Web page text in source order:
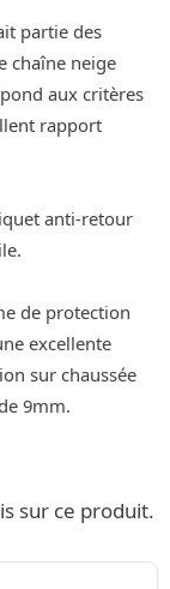
partie des
chaîne neige
aux critères
rapport
anti-retour
de protection
excellente
sur chaussée
9mm.
sur ce produit.